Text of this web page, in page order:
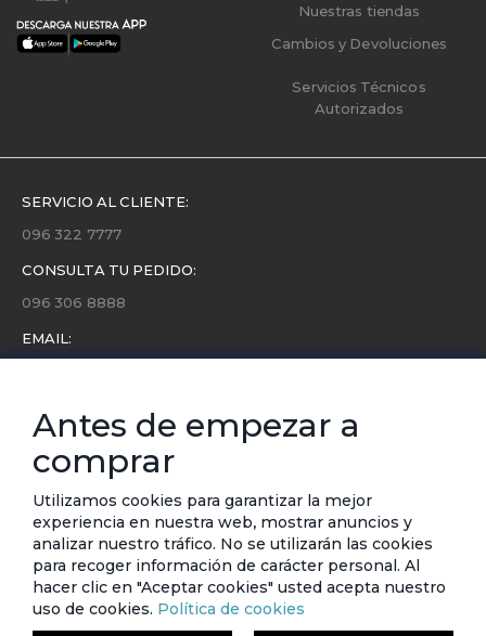
Nuestras tiendas
Cambios y Devoluciones
Servicios Técnicos
Autorizados
SERVICIO AL CLIENTE:
096 322 7777
CONSULTA TU PEDIDO:
096 306 8888
EMAIL:
Conoce toda la información sobre últimas colecciones,
eventos y ofertas.
Subscríbete a nuestro newsletter
SUSCRIBIRSE
Antes de empezar a
comprar
Utilizamos cookies para garantizar la mejor
experiencia en nuestra web, mostrar anuncios y
analizar nuestro tráfico. No se utilizarán las cookies
para recoger información de carácter personal. Al
hacer clic en "Aceptar cookies" usted acepta nuestro
uso de cookies. Política de cookies